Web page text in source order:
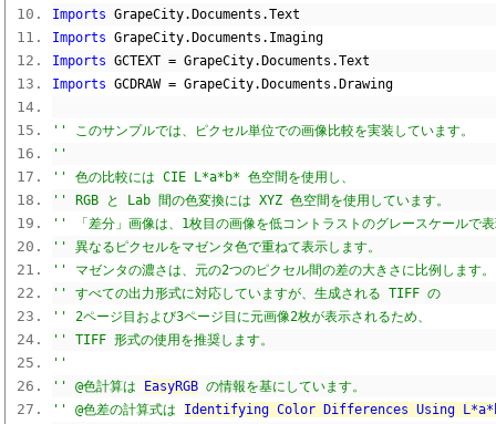
Imports GrapeCity. Documents .Text
Imports GrapeCity. Documents . Imaging
Imports GCTEXT = GrapeCity. Documents .Text
Imports GCDRAW = GrapeCity. Documents . Drawing
'' このサンプルでは、ピクセル単位での画像比較を実装しています。
''
'' 色の比較には CIE L*a*b* 色空間を使用し、
'' RGB と Lab 間の色変換には XYZ 色空間を使用しています。
'' 「差分」画像は、1枚目の画像を低コントラストのグレースケールで
'' 異なるピクセルをマゼンタ色で重ねて表示します。
'' マゼンタの濃さは、元の2つのピクセル間の差の大きさに比例します。
'' すべての出力形式に対応していますが、生成される TIFF の
'' 2ページ目および3ページ目に元画像2枚が表示されるため、
'' TIFF 形式の使用を推奨します。
''
'' @色計算は
EasyRGB の情報を基にしています。
'' @色差の計算式は Identifying Color Differences Using L*a*b*